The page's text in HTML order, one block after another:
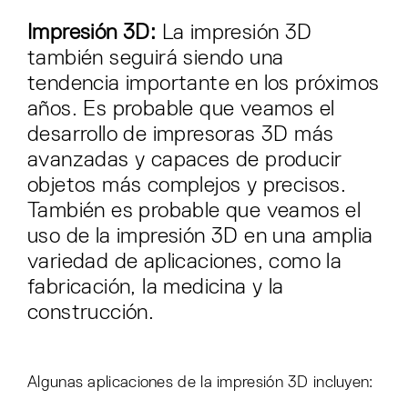
Impresión 3D: La impresión 3D
también seguirá siendo una
tendencia importante en los próximos
años. Es probable que veamos el
desarrollo de impresoras 3D más
avanzadas y capaces de producir
objetos más complejos y precisos.
También es probable que veamos el
uso de la impresión 3D en una amplia
variedad de aplicaciones, como la
fabricación, la medicina y la
construcción.
Algunas aplicaciones de la impresión 3D incluyen: